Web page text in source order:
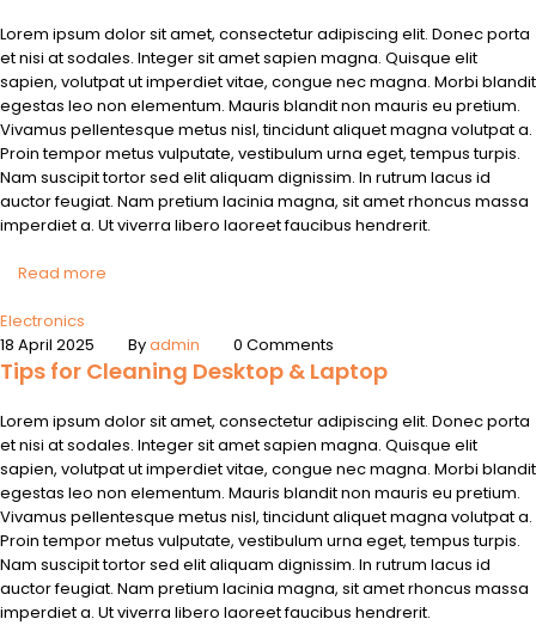
Lorem ipsum dolor sit amet, consectetur adipiscing elit. Donec porta
et nisi at sodales. Integer sit amet sapien magna. Quisque elit
sapien, volutpat ut imperdiet vitae, congue nec magna. Morbi blandit
egestas leo non elementum. Mauris blandit non mauris eu pretium.
Vivamus pellentesque metus nisl, tincidunt aliquet magna volutpat a.
Proin tempor metus vulputate, vestibulum urna eget, tempus turpis.
Nam suscipit tortor sed elit aliquam dignissim. In rutrum lacus id
auctor feugiat. Nam pretium lacinia magna, sit amet rhoncus massa
imperdiet a. Ut viverra libero laoreet faucibus hendrerit.
Read more
Electronics
18 April 2025
Byadmin 0 Comments
Tips for Cleaning Desktop & Laptop
Lorem ipsum dolor sit amet, consectetur adipiscing elit. Donec porta
et nisi at sodales. Integer sit amet sapien magna. Quisque elit
sapien, volutpat ut imperdiet vitae, congue nec magna. Morbi blandit
egestas leo non elementum. Mauris blandit non mauris eu pretium.
Vivamus pellentesque metus nisl, tincidunt aliquet magna volutpat a.
Proin tempor metus vulputate, vestibulum urna eget, tempus turpis.
Nam suscipit tortor sed elit aliquam dignissim. In rutrum lacus id
auctor feugiat. Nam pretium lacinia magna, sit amet rhoncus massa
imperdiet a. Ut viverra libero laoreet faucibus hendrerit.